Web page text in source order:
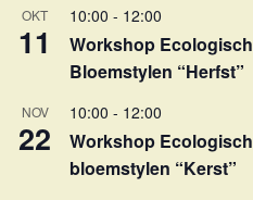
OKT
11
10:00 - 12:00
Workshop Ecologisch
Bloemstylen “Herfst”
NOV
22
10:00 - 12:00
Workshop Ecologisch
bloemstylen “Kerst”